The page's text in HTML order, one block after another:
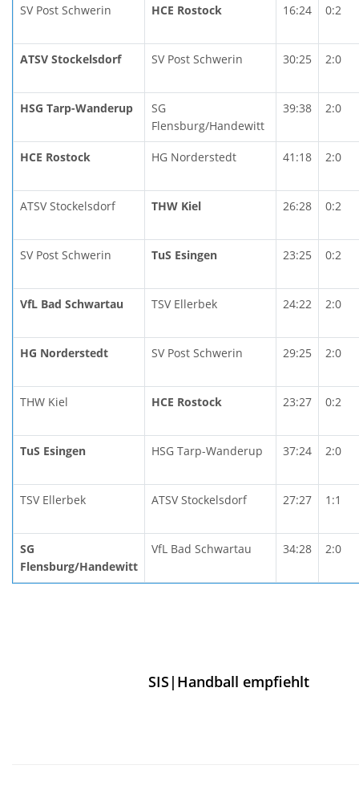
SV Post Schwerin HCE Rostock 16:24 0:2
ATSV Stockelsdorf SV Post Schwerin 30:25 2:0
HSG Tarp-Wanderup
SG
Flensburg/Handewitt
39:38 2:0
HCE Rostock HG Norderstedt 41:18 2:0
ATSV Stockelsdorf THW Kiel 26:28 0:2
SV Post Schwerin TuS Esingen 23:25 0:2
VfL Bad Schwartau TSV Ellerbek 24:22 2:0
HG Norderstedt SV Post Schwerin 29:25 2:0
THW Kiel HCE Rostock 23:27 0:2
TuS Esingen HSG Tarp-Wanderup 37:24 2:0
TSV Ellerbek ATSV Stockelsdorf 27:27 1:1
SG
Flensburg/Handewitt
VfL Bad Schwartau 34:28 2:0
SIS|Handball empfiehlt